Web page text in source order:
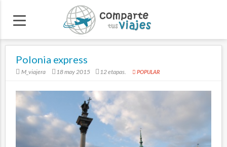
Polonia express
M_viajera 18 may 2015 12 etapas. POPULAR